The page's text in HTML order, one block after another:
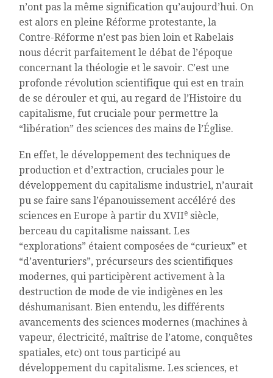
n’ont pas la même signification qu’aujourd’hui. On
est alors en pleine Réforme protestante, la
Contre-Réforme n’est pas bien loin et Rabelais
nous décrit parfaitement le débat de l’époque
concernant la théologie et le savoir. C’est une
profonde révolution scientifique qui est en train
de se dérouler et qui, au regard de l’Histoire du
capitalisme, fut cruciale pour permettre la
“libération” des sciences des mains de l’Église.
En effet, le développement des techniques de
production et d’extraction, cruciales pour le
développement du capitalisme industriel, n’aurait
pu se faire sans l’épanouissement accéléré des
sciences en Europe à partir du XVIIe siècle,
berceau du capitalisme naissant. Les
“explorations” étaient composées de “curieux” et
“d’aventuriers”, précurseurs des scientifiques
modernes, qui participèrent activement à la
destruction de mode de vie indigènes en les
déshumanisant. Bien entendu, les différents
avancements des sciences modernes (machines à
vapeur, électricité, maîtrise de l’atome, conquêtes
spatiales, etc) ont tous participé au
développement du capitalisme. Les sciences, et